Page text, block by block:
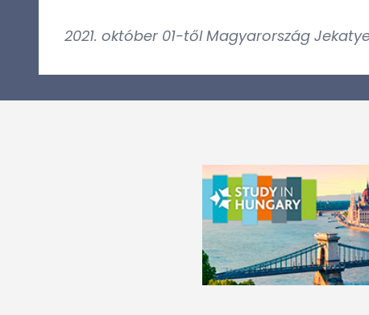
2021. október 01-től Magyarország